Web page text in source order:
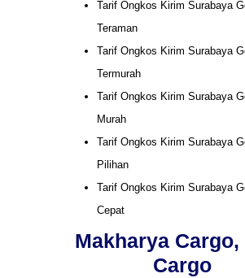
Tarif Ongkos Kirim Surabaya
Teraman
Tarif Ongkos Kirim Surabaya
Termurah
Tarif Ongkos Kirim Surabaya
Murah
Tarif Ongkos Kirim Surabaya
Pilihan
Tarif Ongkos Kirim Surabaya
Cepat
Makharya Cargo,
Cargo